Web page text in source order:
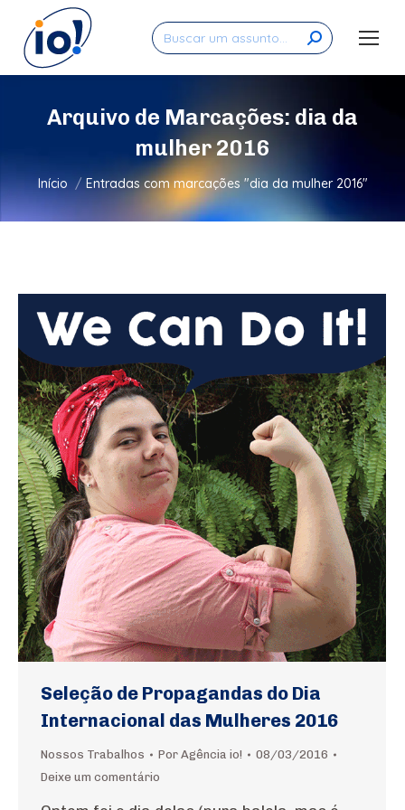
Search:
Arquivo de Marcações: dia da
mulher 2016
Você está aqui:
Início Entradas com marcações "dia da mulher 2016"
Seleção de Propagandas do Dia
Internacional das Mulheres 2016
Nossos Trabalhos Por Agência io!
08/03/2016
Deixe um comentário